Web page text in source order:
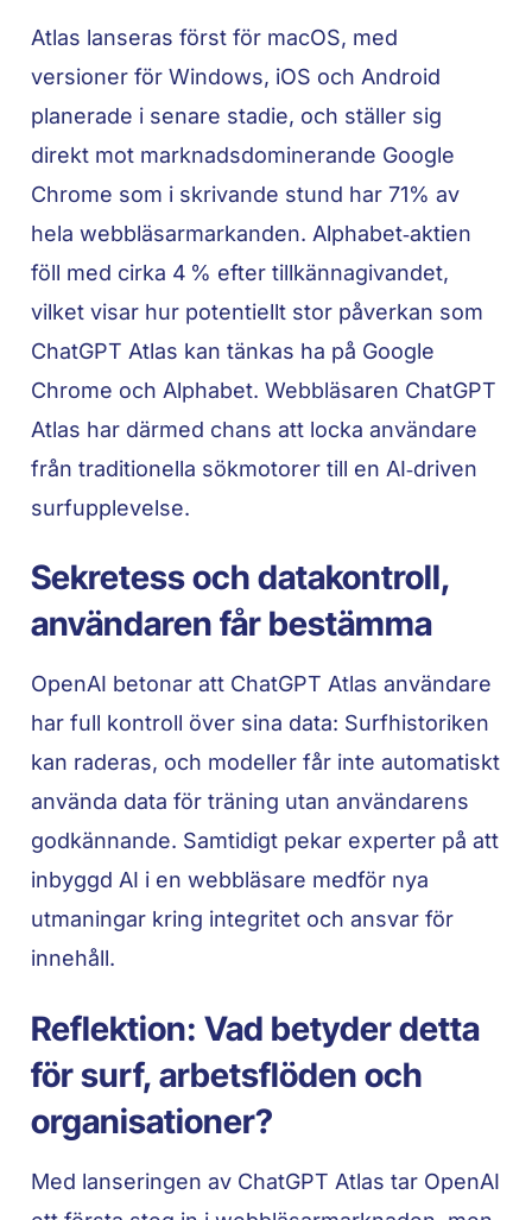
Atlas lanseras först för macOS, med
versioner för Windows, iOS och Android
planerade i senare stadie, och ställer sig
direkt mot marknadsdominerande Google
Chrome som i skrivande stund har 71% av
hela webbläsarmarkanden. Alphabet‑aktien
föll med cirka 4 % efter tillkännagivandet,
vilket visar hur potentiellt stor påverkan som
ChatGPT Atlas kan tänkas ha på Google
Chrome och Alphabet. Webbläsaren ChatGPT
Atlas har därmed chans att locka användare
från traditionella sökmotorer till en AI‑driven
surfupplevelse.
Sekretess och datakontroll,
användaren får bestämma
OpenAI betonar att ChatGPT Atlas användare
har full kontroll över sina data: Surfhistoriken
kan raderas, och modeller får inte automatiskt
använda data för träning utan användarens
godkännande. Samtidigt pekar experter på att
inbyggd AI i en webbläsare medför nya
utmaningar kring integritet och ansvar för
innehåll.
Reflektion: Vad betyder detta
för surf, arbetsflöden och
organisationer?
Med lanseringen av ChatGPT Atlas tar OpenAI